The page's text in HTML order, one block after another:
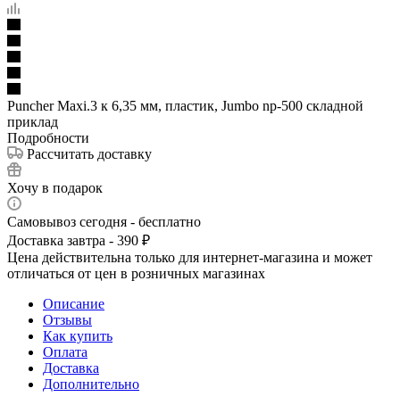
Puncher Maxi.3 к 6,35 мм, пластик, Jumbo np-500 складной
приклад
Подробности
Рассчитать доставку
Хочу в подарок
Самовывоз сегодня - бесплатно
Доставка завтра - 390 ₽
Цена действительна только для интернет-магазина и может
отличаться от цен в розничных магазинах
Описание
Отзывы
Как купить
Оплата
Доставка
Дополнительно